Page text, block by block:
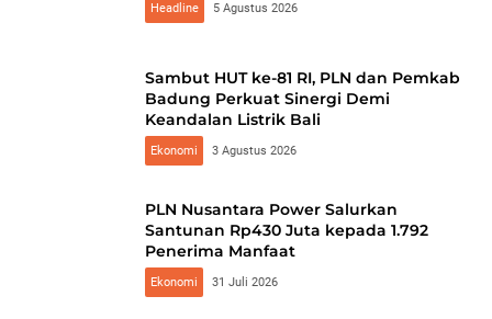
Headline 5 Agustus 2026
Sambut HUT ke-81 RI, PLN dan Pemkab
Badung Perkuat Sinergi Demi
Keandalan Listrik Bali
Ekonomi 3 Agustus 2026
PLN Nusantara Power Salurkan
Santunan Rp430 Juta kepada 1.792
Penerima Manfaat
Ekonomi 31 Juli 2026